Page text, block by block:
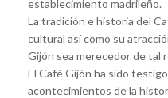
establecimiento madrileño.
La tradición e historia del
cultural así como su
Gijón sea merecedor de tal
El Café Gijón ha sido
acontecimientos de la